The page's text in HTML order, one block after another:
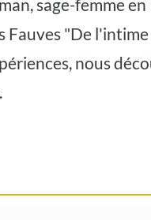
sage-femme
Fauves "De
nous